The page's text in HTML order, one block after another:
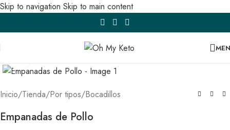
Skip to navigation Skip to main content
Inicio/Tienda/Por tipos/Bocadillos
Empanadas de Pollo